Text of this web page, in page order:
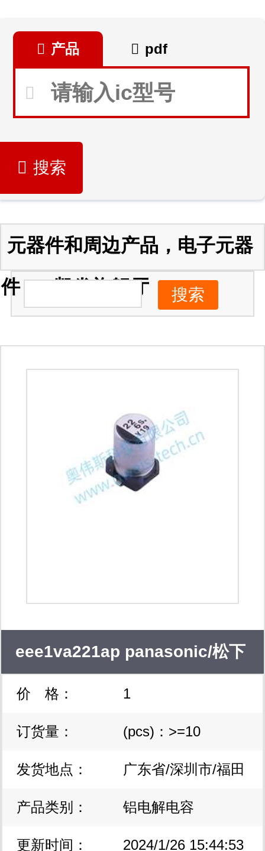
产品 pdf
搜索
元器件和周边产品，电子元器
件 -ag凯发旗舰厅
eee1va221ap panasonic/松下
松下原装正品。长期供货
价 格： 1
订货量： (pcs)：>=10
发货地点： 广东省/深圳市/福田
区
产品类别： 铝电解电容
更新时间： 2024/1/26 15:44:53